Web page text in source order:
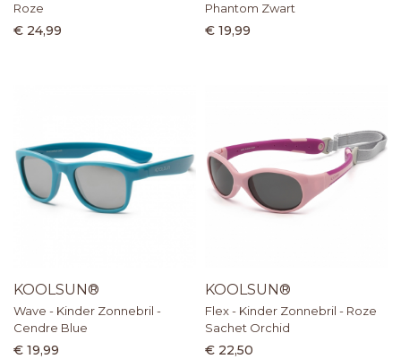
Roze
€ 24,99
Phantom Zwart
€ 19,99
KOOLSUN®
Wave - Kinder Zonnebril -
Cendre Blue
€ 19,99
KOOLSUN®
Flex - Kinder Zonnebril - Roze
Sachet Orchid
€ 22,50